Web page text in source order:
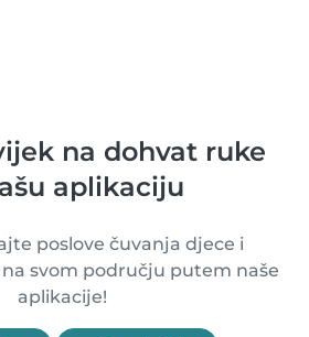
na dohvat ruke
aplikaciju
poslove čuvanja djece i
svom području putem naše
aplikacije!